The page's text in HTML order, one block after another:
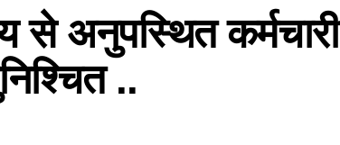
अनुपस्थित कर्मचारी
..